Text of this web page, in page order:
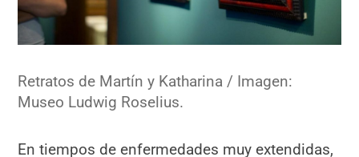
Retratos de Martín y Katharina / Imagen:
Museo Ludwig Roselius.
En tiempos de enfermedades muy extendidas,